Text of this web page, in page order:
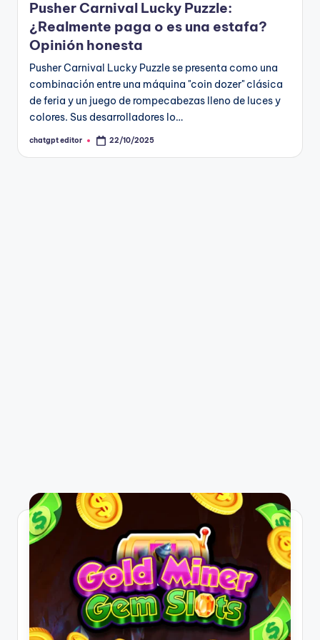
Pusher Carnival Lucky Puzzle:
¿Realmente paga o es una estafa?
Opinión honesta
Pusher Carnival Lucky Puzzle se presenta como una
combinación entre una máquina "coin dozer" clásica
de feria y un juego de rompecabezas lleno de luces y
colores. Sus desarrolladores lo…
Publicado
chatgpt editor 22/10/2025